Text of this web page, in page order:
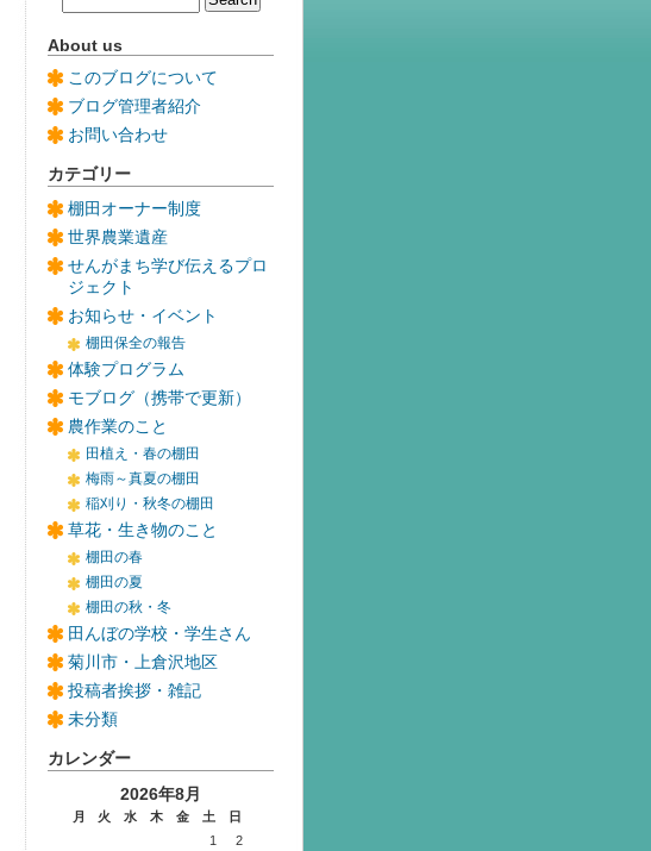
About us
このブログについて
ブログ管理者紹介
お問い合わせ
カテゴリー
棚田オーナー制度
世界農業遺産
せんがまち学び伝えるプロ
ジェクト
お知らせ・イベント
棚田保全の報告
体験プログラム
モブログ（携帯で更新）
農作業のこと
田植え・春の棚田
梅雨～真夏の棚田
稲刈り・秋冬の棚田
草花・生き物のこと
棚田の春
棚田の夏
棚田の秋・冬
田んぼの学校・学生さん
菊川市・上倉沢地区
投稿者挨拶・雑記
未分類
カレンダー
2026年8月
月 火 水 木 金 土
日
1
2